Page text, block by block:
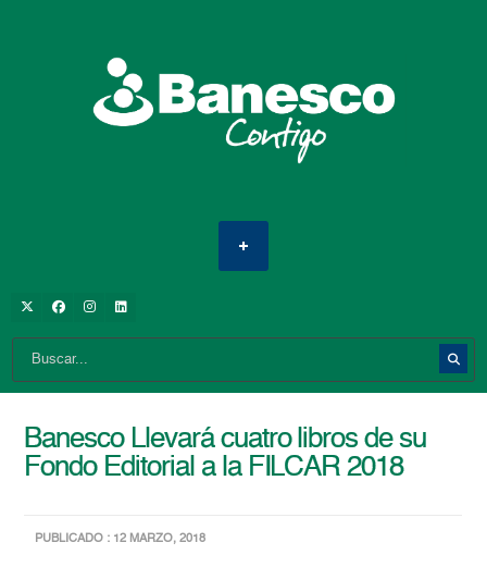
Banesco Llevará cuatro libros de su
Fondo Editorial a la FILCAR 2018
PUBLICADO : 12 MARZO, 2018